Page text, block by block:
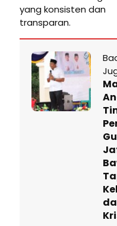
yang konsisten dan
transparan.